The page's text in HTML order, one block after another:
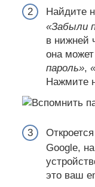
Найдите
«Забыли
в нижней
она
пароль»,
Нажмите
Google,
это ваш